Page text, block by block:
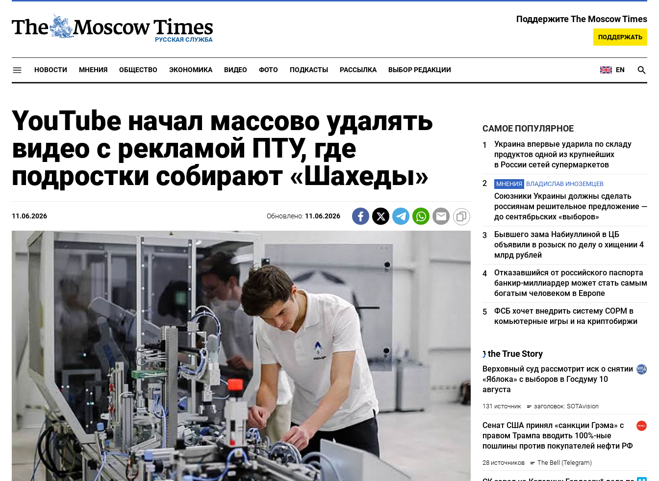
РУССКАЯ СЛУЖБА
Поддержите The Moscow Times
ПОДДЕРЖАТЬ
НОВОСТИ МНЕНИЯ ОБЩЕСТВО ЭКОНОМИКА ВИДЕО ФОТО ПОДКАСТЫ РАССЫЛКА ВЫБОР РЕДАКЦИИ EN
YouTube начал массово удалять
видео с рекламой ПТУ, где
подростки собирают «Шахеды»
11.06.2026 Обновлено: 11.06.2026
САМОЕ ПОПУЛЯРНОЕ
1
Украина впервые ударила по складу
продуктов одной из крупнейших
в России сетей супермаркетов
2
МНЕНИЯ ВЛАДИСЛАВ ИНОЗЕМЦЕВ
Союзники Украины должны сделать
россиянам решительное предложение —
до сентябрьских «выборов»
3
Бывшего зама Набиуллиной в ЦБ
объявили в розыск по делу о хищении 4
млрд рублей
4
Отказавшийся от российского паспорта
банкир-миллиардер может стать самым
богатым человеком в Европе
5
ФСБ хочет внедрить систему СОРМ в
комьютерные игры и на криптобиржи